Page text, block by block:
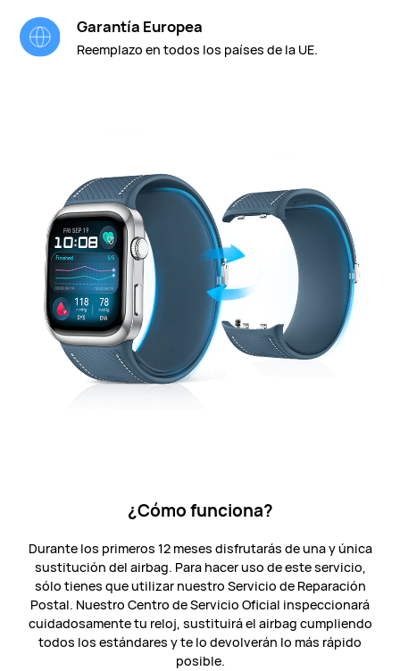
Garantía Europea
Reemplazo en todos los países de la UE.
¿Cómo funciona?
Durante los primeros 12 meses disfrutarás de una y única
sustitución del airbag. Para hacer uso de este servicio,
sólo tienes que utilizar nuestro Servicio de Reparación
Postal. Nuestro Centro de Servicio Oficial inspeccionará
cuidadosamente tu reloj, sustituirá el airbag cumpliendo
todos los estándares y te lo devolverán lo más rápido
posible.